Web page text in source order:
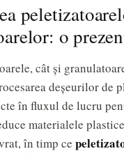
o
cât și
deșeurilor de
în fluxul de lucru
materialele
în timp ce